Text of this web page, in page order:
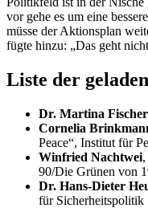
vor gehe es um eine
müsse der Aktionsplan
fügte hinzu: „Das geht
Liste der
Dr. Martina Fischer
Cornelia
Peace“, Institut für
Winfried Nachtwei
90/Die Grünen von
Dr. Hans-Dieter
für Sicherheitspolitik